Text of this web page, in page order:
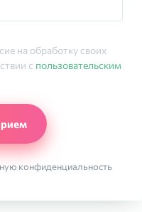
на обработку своих
с пользовательским
конфиденциальность